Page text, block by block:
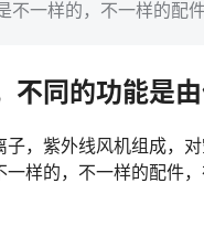
不一样的，不一样的配
不同的功能是
子，紫外线风机组成，
样的，不一样的配件